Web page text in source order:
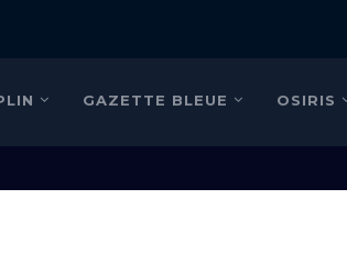
GAZETTE BLEUE OSIRIS